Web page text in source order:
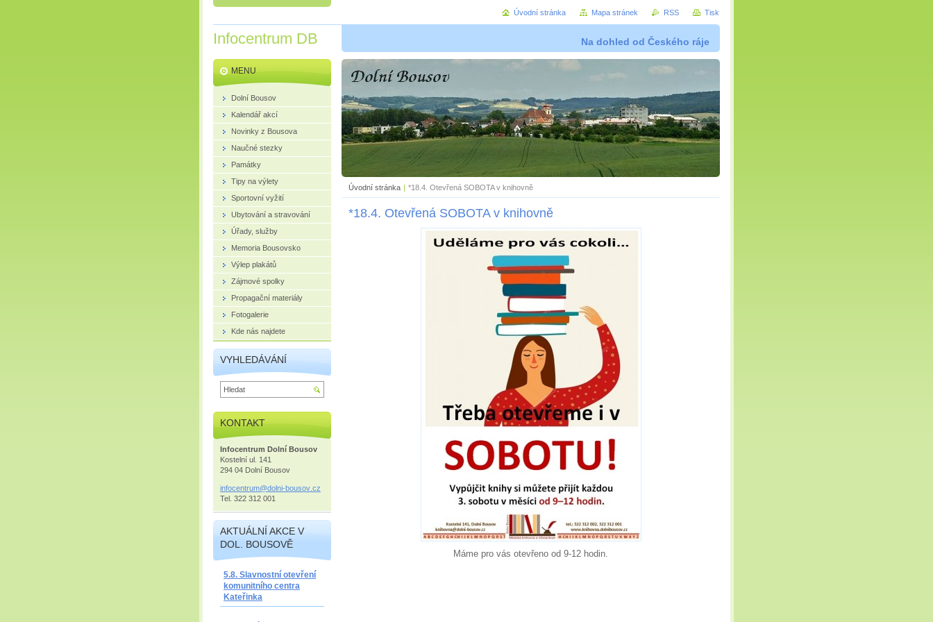
Infocentrum DB Na dohled od Českého ráje
Úvodní stránka | *18.4. Otevřená SOBOTA v knihovně
*18.4. Otevřená SOBOTA v knihovně
Máme pro vás otevřeno od 9-12 hodin.
MENU
Dolní Bousov
Kalendář akcí
Novinky z Bousova
Naučné stezky
Památky
Tipy na výlety
Sportovní vyžití
Ubytování a stravování
Úřady, služby
Memoria Bousovsko
Výlep plakátů
Zájmové spolky
Propagační materiály
Fotogalerie
Kde nás najdete
VYHLEDÁVÁNÍ
KONTAKT
Infocentrum Dolní Bousov
Kostelní ul. 141
294 04 Dolní Bousov
infocentrum@dolni-bousov .cz
Tel. 322 312 001
AKTUÁLNÍ AKCE V
DOL. BOUSOVĚ
5.8. Slavnostní otevření
komunitního centra
Kateřinka
Úvodní stránka Mapa stránek RSS Tisk